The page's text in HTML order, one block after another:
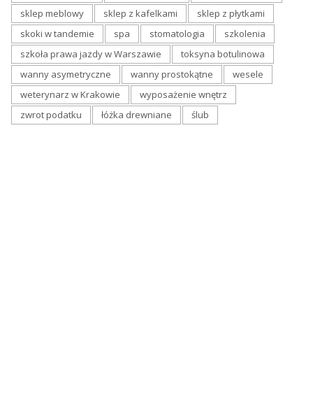
sklep meblowy
sklep z kafelkami
sklep z płytkami
skoki w tandemie
spa stomatologia
szkolenia
szkoła prawa jazdy w Warszawie
toksyna botulinowa
wanny asymetryczne
wanny prostokątne
wesele
weterynarz w Krakowie
wyposażenie wnętrz
zwrot podatku
łóżka drewniane ślub